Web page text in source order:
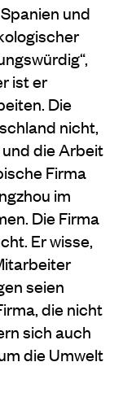
und
ist er
Die
nicht,
die Arbeit
Firma
im
Die Firma
Er wisse,
seien
die nicht
sich auch
die Umwelt